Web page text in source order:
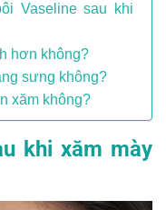
Vaseline sau khi
hơn không?
sưng không?
xăm không?
khi xăm mày